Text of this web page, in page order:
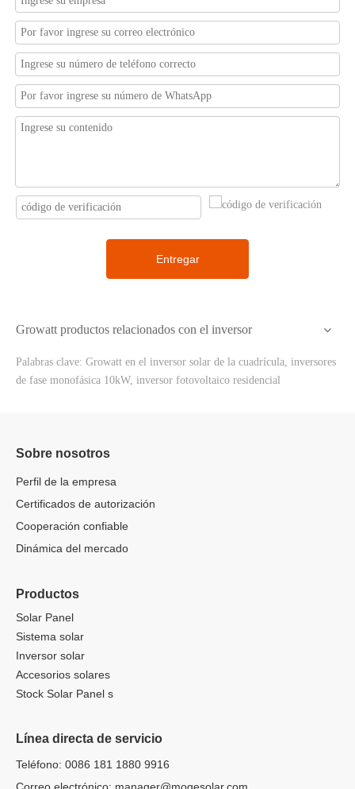
Entregar
Growatt productos relacionados con el inversor
Palabras clave: Growatt en el inversor solar de la cuadrícula, inversores
de fase monofásica 10kW, inversor fotovoltaico residencial
Sobre nosotros
Perfil de la empresa
Certificados de autorización
Cooperación confiable
Dinámica del mercado
Productos
Solar Panel
Sistema solar
Inversor solar
Accesorios solares
Stock Solar Panel s
Línea directa de servicio
Teléfono: 0086 181 1880 9916